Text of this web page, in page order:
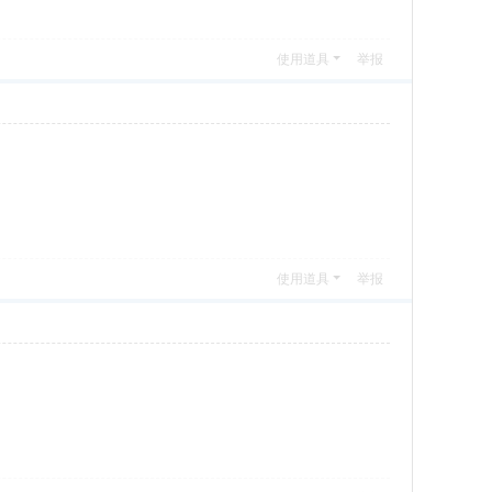
使用道具 举报
使用道具 举报